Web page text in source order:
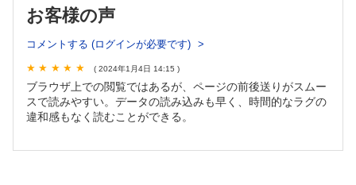
バイパス術を併用した未破裂脳動脈瘤治療 高橋 淳
フローダイバーターと適応 石井 暁
D．特殊な血管性病変とその治療
前方循環の大型脳動脈瘤 大宅宗一
後方循環の大型動脈瘤の病態と治療 中冨浩文
解離性脳動脈瘤 杉山 拓 他
お客様の声
コメントする (ログインが必要です)
( 2024年1月4日 14:15 )
ブラウザ上での閲覧ではあるが、ページの前後送りがスムー
スで読みやすい。データの読み込みも早く、時間的なラグの
違和感もなく読むことができる。